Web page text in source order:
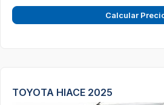
Calcular
TOYOTA HIACE 2025